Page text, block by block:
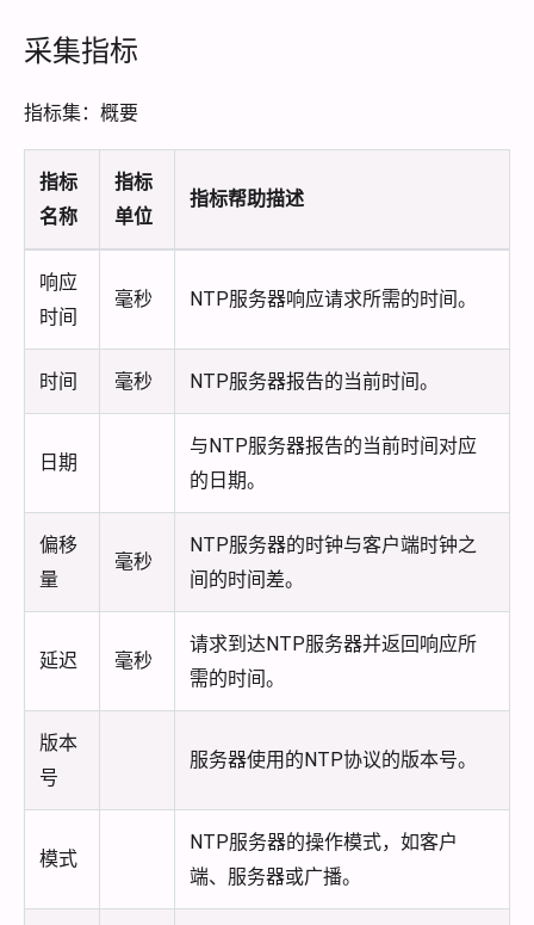
采集指标
指标集：概要
指标
名称
指标
单位
指标帮助描述
响应
时间
毫秒 NTP服务器响应请求所需的时间。
时间 毫秒 NTP服务器报告的当前时间。
日期
与NTP服务器报告的当前时间对应
的日期。
偏移
量
毫秒
NTP服务器的时钟与客户端时钟之
间的时间差。
延迟 毫秒
请求到达NTP服务器并返回响应所
需的时间。
版本
号
服务器使用的NTP协议的版本号。
模式
NTP服务器的操作模式，如客户
端、服务器或广播。